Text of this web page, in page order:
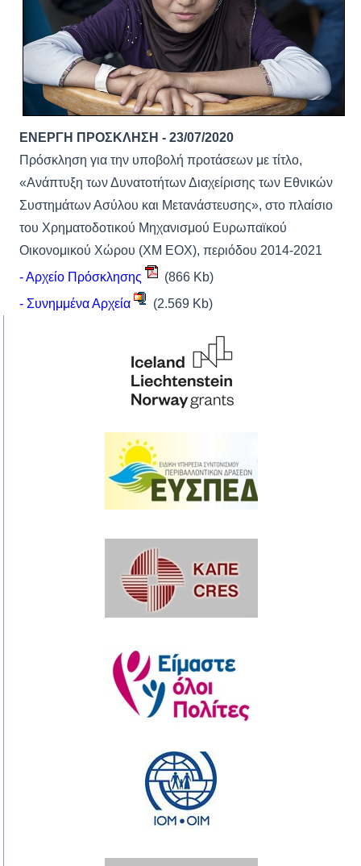
ΕΝΕΡΓΗ ΠΡΟΣΚΛΗΣΗ - 23/07/2020
Πρόσκληση για την υποβολή προτάσεων με τίτλο,
«Ανάπτυξη των Δυνατοτήτων Διαχείρισης των Εθνικών
Συστημάτων Ασύλου και Μετανάστευσης», στο πλαίσιο
του Χρηματοδοτικού Μηχανισμού Ευρωπαϊκού
Οικονομικού Χώρου (ΧΜ ΕΟΧ), περιόδου 2014-2021
- Αρχείο Πρόσκλησης
(866 Kb)
- Συνημμένα Αρχεία
(2.569 Kb)